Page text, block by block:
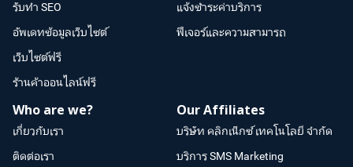
รับทำ SEO
อัพเดทข้อมูลเว็บไซต์
เว็บไซต์ฟรี
ร้านค้าออนไลน์ฟรี
แจ้งชำระค่าบริการ
ฟีเจอร์และความสามารถ
Who are we?
เกี่ยวกับเรา
ติดต่อเรา
Our Affiliates
บริษัท คลิกเน็กซ์ เทคโนโลยี จำกัด
บริการ SMS Marketing